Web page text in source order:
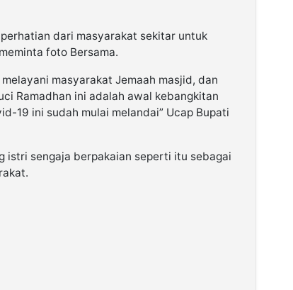
dari masyarakat sekitar untuk
foto Bersama.
masyarakat Jemaah masjid, dan
Ramadhan ini adalah awal kebangkitan
19 ini sudah mulai melandai” Ucap Bupati
istri sengaja berpakaian seperti itu sebagai